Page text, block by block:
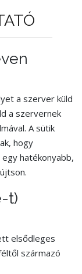
a szerver küld
a szervernek
A sütik
hogy
hatékonyabb,
t)
elsődleges
származó